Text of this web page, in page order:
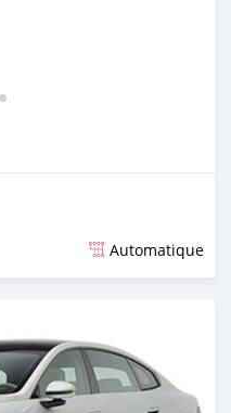
Automatique